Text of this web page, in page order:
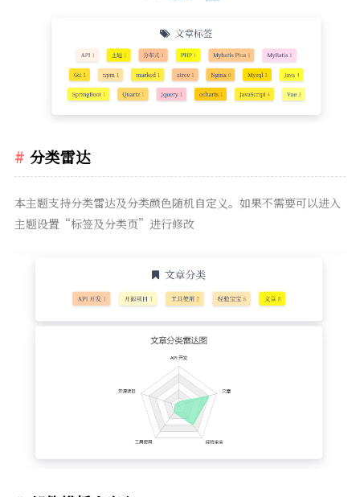
分类雷达
本主题支持分类雷达及分类颜色随机自定义。如果不需要可以进入
主题设置“标签及分类页”进行修改